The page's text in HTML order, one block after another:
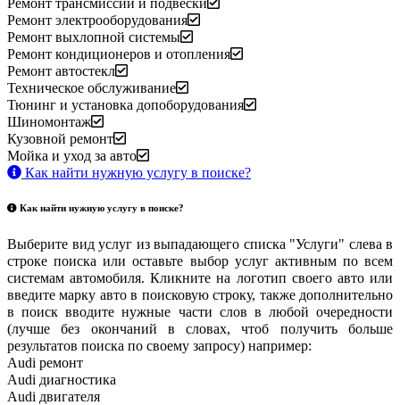
Ремонт электрооборудования
Ремонт выхлопной системы
Ремонт кондиционеров и отопления
Ремонт автостекл
Техническое обслуживание
Тюнинг и установка допоборудования
Шиномонтаж
Кузовной ремонт
Мойка и уход за авто
Как найти нужную услугу в поиске?
Как найти нужную услугу в поиске?
Выберите вид услуг из выпадающего списка "Услуги" слева в
строке поиска или оставьте выбор услуг активным по всем
системам автомобиля. Кликните на логотип своего авто или
введите марку авто в поисковую строку, также дополнительно
в поиск вводите нужные части слов в любой очередности
(лучше без окончаний в словах, чтоб получить больше
результатов поиска по своему запросу) например:
Audi ремонт
Audi диагностика
Audi двигателя